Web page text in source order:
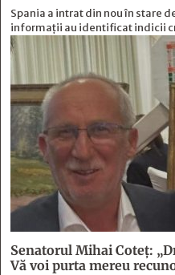
Spania a intrat din nou în stare
informații au identificat indicii
Senatorul Mihai Coteț:
Vă voi purta mereu